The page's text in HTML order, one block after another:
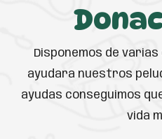
Disponemos de
ayudara nuestros
ayudas conseguimos
vida